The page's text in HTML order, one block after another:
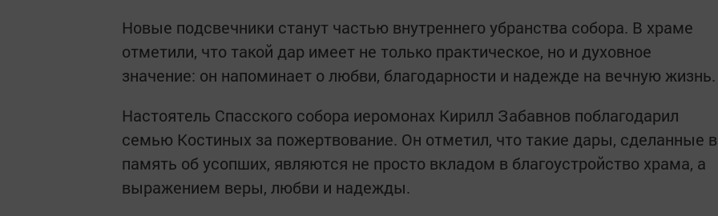
Новые подсвечники станут частью внутреннего убранства собора. В храме
отметили, что такой дар имеет не только практическое, но и духовное
значение: он напоминает о любви, благодарности и надежде на вечную жизнь.
Настоятель Спасского собора иеромонах Кирилл Забавнов поблагодарил
семью Костиных за пожертвование. Он отметил, что такие дары, сделанные в
память об усопших, являются не просто вкладом в благоустройство храма, а
выражением веры, любви и надежды.